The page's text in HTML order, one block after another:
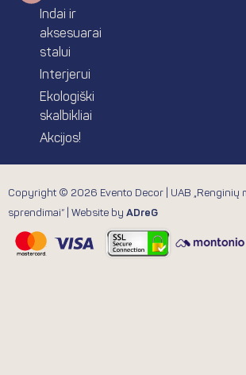
Indai ir
aksesuarai
stalui
Interjerui
Ekologiški
skalbikliai
Akcijos!
Copyright © 2026 Evento Decor | UAB „Renginių
sprendimai“ | Website by ADreG